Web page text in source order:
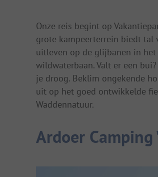
Onze reis begint op
grote kampeerterrein biedt tal
uitleven op de glijbanen in
wildwaterbaan. Valt er een
je droog. Beklim ongekende
uit op het goed ontwikkelde
Waddennatuur.
Ardoer Camping